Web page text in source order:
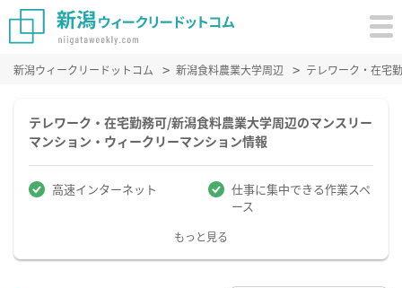
新潟ウィークリードットコム 新潟食料農業大学周辺 テレワーク・在宅
テレワーク・在宅勤務可/新潟食料農業大学周辺のマンスリー
マンション・ウィークリーマンション情報
高速インターネット
仕事に集中できる作業スペ
ース
もっと見る